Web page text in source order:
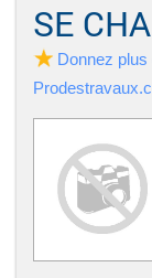
SE
Donnez